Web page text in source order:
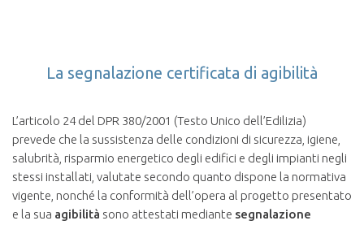
La segnalazione certificata di agibilità
L’articolo 24 del DPR 380/2001 (Testo Unico dell’Edilizia)
prevede che la sussistenza delle condizioni di sicurezza, igiene,
salubrità, risparmio energetico degli edifici e degli impianti negli
stessi installati, valutate secondo quanto dispone la normativa
vigente, nonché la conformità dell’opera al progetto presentato
e la sua agibilità sono attestati mediante segnalazione